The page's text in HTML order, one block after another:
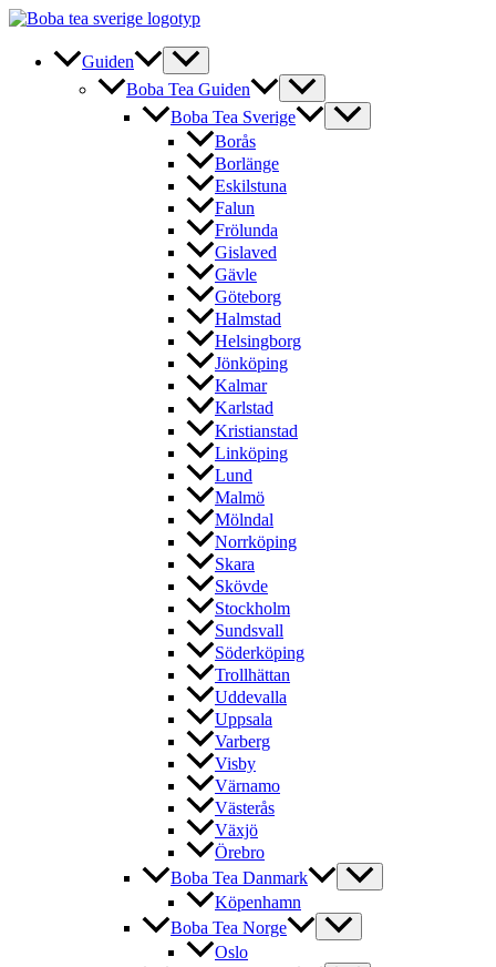
Hoppa
innehåll
Guiden
Boba Tea Guiden
Boba Tea Sverige
Borås
Borlänge
Eskilstuna
Falun
Frölunda
Gislaved
Gävle
Göteborg
Halmstad
Helsingborg
Jönköping
Kalmar
Karlstad
Kristianstad
Linköping
Lund
Malmö
Mölndal
Norrköping
Skara
Skövde
Stockholm
Sundsvall
Söderköping
Trollhättan
Uddevalla
Uppsala
Varberg
Visby
Värnamo
Västerås
Växjö
Örebro
Boba Tea Danmark
Köpenhamn
Boba Tea Norge
Oslo